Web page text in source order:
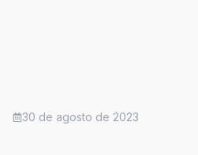
30 de agosto de 2023